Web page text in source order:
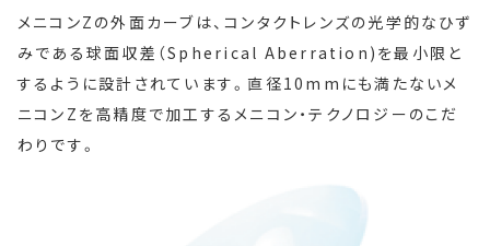
メニコンZの外面カーブは、コンタクトレンズの光学的なひず
みである球面収差（Spherical Aberration)を最小限と
するように設計されています。直径10mmにも満たないメ
ニコンZを高精度で加工するメニコン・テクノロジーのこだ
わりです。